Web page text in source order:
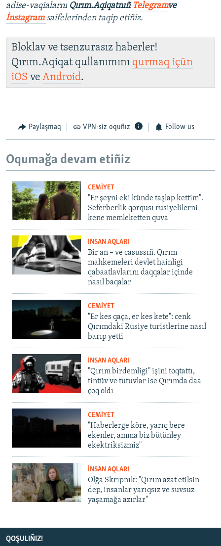
adise-vaqialarnı Qırım.Aqiqatnıñ Telegramve
İnstagram saifelerinden taqip etiñiz.
Bloklav ve tsenzurasız haberler!
Qırım.Aqiqat qullanımını qurmaq içün
iOS ve Android.
Paylaşmaq VPN-siz oquñız Follow us
Oqumağa devam etiñiz
CEMİYET
"Er şeyni eki künde taşlap kettim".
Seferberlik qorqusı rusiyelilerni
kene memleketten quva
İNSAN AQLARI
Bir an – ve casussıñ. Qırım
mahkemeleri devlet hainligi
qabaatlavlarını daqqalar içinde
nasıl baqalar
CEMİYET
"Er kes qaça, er kes kete": cenk
Qırımdaki Rusiye turistlerine nasıl
barıp yetti
İNSAN AQLARI
"Qırım birdemligi" işini toqtattı,
tintüv ve tutuvlar ise Qırımda daa
çoq oldı
CEMİYET
"Haberlerge köre, yarıq bere
ekenler, amma biz bütünley
ekektriksizmiz"
İNSAN AQLARI
Olğa Skrıpnık: "Qırım azat etilsin
dep, insanlar yarıqsız ve suvsuz
yaşamağa azırlar"
QOŞULIÑIZ!